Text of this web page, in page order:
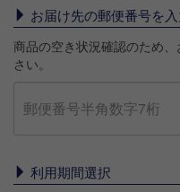
お届け先の郵便番号を入
商品の空き状況確認のため
さい。
利用期間選択